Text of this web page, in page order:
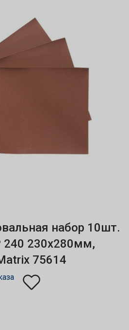
набор 10шт.
240 230х280мм,
75614